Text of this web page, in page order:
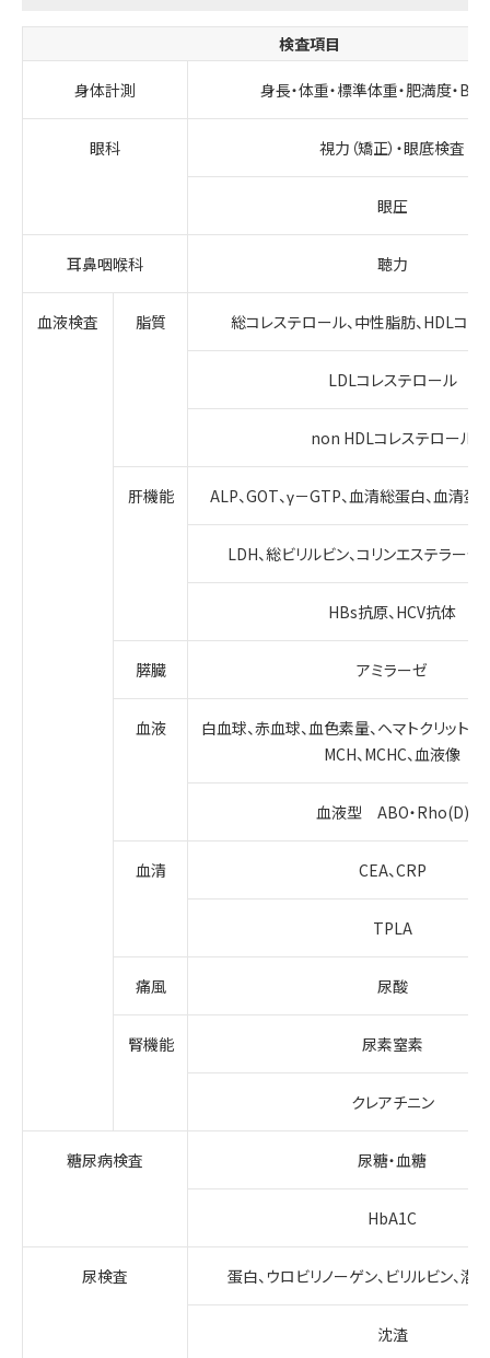
検査項目
身体計測 身長・体重・標準体重・肥満度・BMI
眼科 視力（矯正）・眼底検査
眼圧
耳鼻咽喉科 聴力
血液検査 脂質 総コレステロール、中性脂肪、HDLコレ
LDLコレステロール
non HDLコレステロール
肝機能 ALP、GOT、γ－GTP、血清総蛋白、血清蛋
LDH、総ビリルビン、コリンエステラーゼ
HBs抗原、HCV抗体
膵臓 アミラーゼ
血液
白血球、赤血球、血色素量、ヘマトクリット、
MCH、MCHC、血液像
血液型 ABO・Rho(D)
血清 CEA、CRP
TPLA
痛風 尿酸
腎機能 尿素窒素
クレアチニン
糖尿病検査 尿糖・血糖
HbA1C
尿検査 蛋白、ウロビリノーゲン、ビリルビン、潜
沈渣